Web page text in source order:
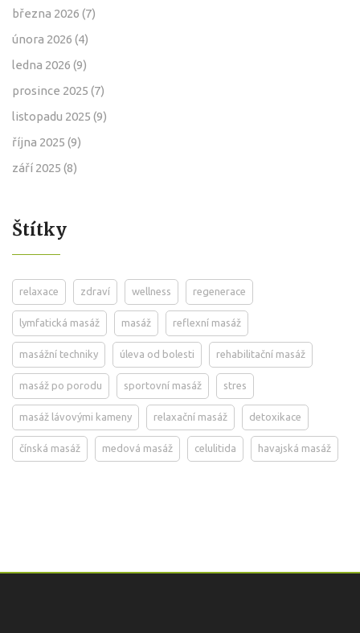
března 2026 (7)
února 2026 (4)
ledna 2026 (9)
prosince 2025 (7)
listopadu 2025 (9)
října 2025 (9)
září 2025 (8)
Štítky
relaxace zdraví wellness regenerace
lymfatická masáž masáž reflexní masáž
masážní techniky úleva od bolesti rehabilitační masáž
masáž po porodu sportovní masáž stres
masáž lávovými kameny relaxační masáž detoxikace
čínská masáž medová masáž celulitida havajská masáž